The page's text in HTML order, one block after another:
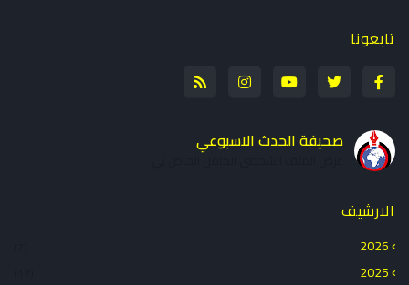
تابعونا
صحيفة الحدث الاسبوعي
عرض الملف الشخصي الكامل الخاص بي
الارشيف
2026
2025